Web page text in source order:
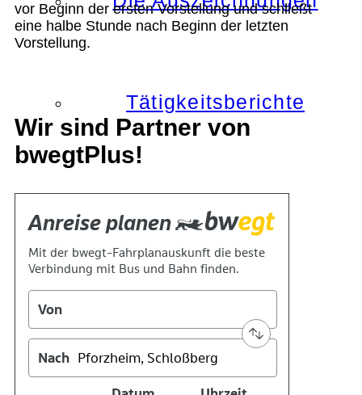
Tätigkeitsberichte
vor Beginn der ersten Vorstellung und schließt
eine halbe Stunde nach Beginn der letzten
Vorstellung.
Wir sind Partner von
bwegtPlus!